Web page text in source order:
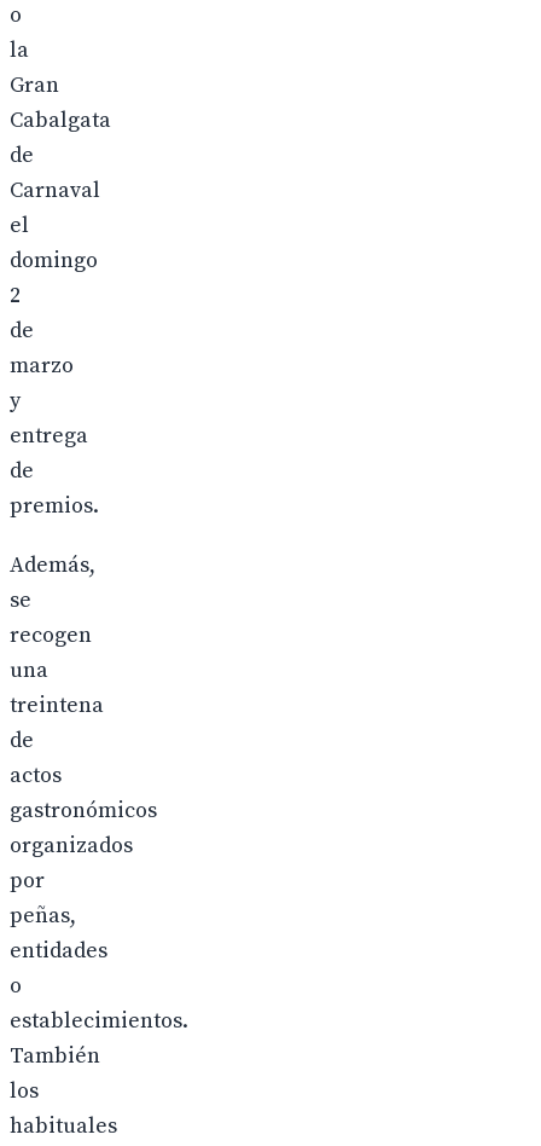
o
la
Gran
Cabalgata
de
Carnaval
el
domingo
2
de
marzo
y
entrega
de
premios.
Además,
se
recogen
una
treintena
de
actos
gastronómicos
organizados
por
peñas,
entidades
o
establecimientos.
También
los
habituales